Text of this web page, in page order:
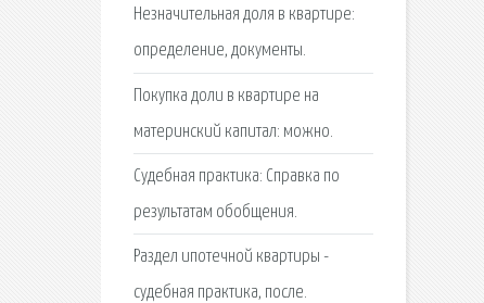
Незначительная доля в квартире:
определение, документы.
Покупка доли в квартире на
материнский капитал: можно.
Cудебная практика: Справка по
результатам обобщения.
Раздел ипотечной квартиры -
судебная практика, после.